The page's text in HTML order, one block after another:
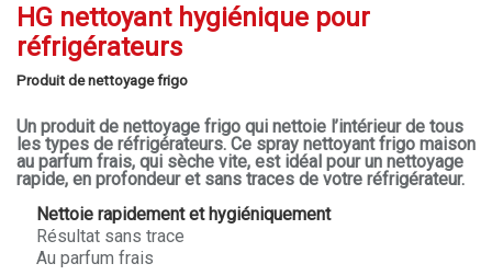
HG nettoyant hygiénique pour
réfrigérateurs
Produit de nettoyage frigo
Un produit de nettoyage frigo qui nettoie l’intérieur de tous
les types de réfrigérateurs. Ce spray nettoyant frigo maison
au parfum frais, qui sèche vite, est idéal pour un nettoyage
rapide, en profondeur et sans traces de votre réfrigérateur.
Nettoie rapidement et hygiéniquement
Résultat sans trace
Au parfum frais